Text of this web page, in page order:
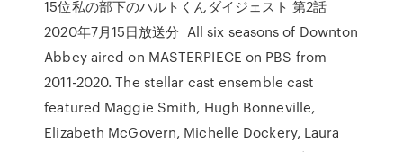
15位私の部下のハルトくんダイジェスト 第2話
2020年7月15日放送分 All six seasons of Downton
Abbey aired on MASTERPIECE on PBS from
2011-2020. The stellar cast ensemble cast
featured Maggie Smith, Hugh Bonneville,
Elizabeth McGovern, Michelle Dockery, Laura